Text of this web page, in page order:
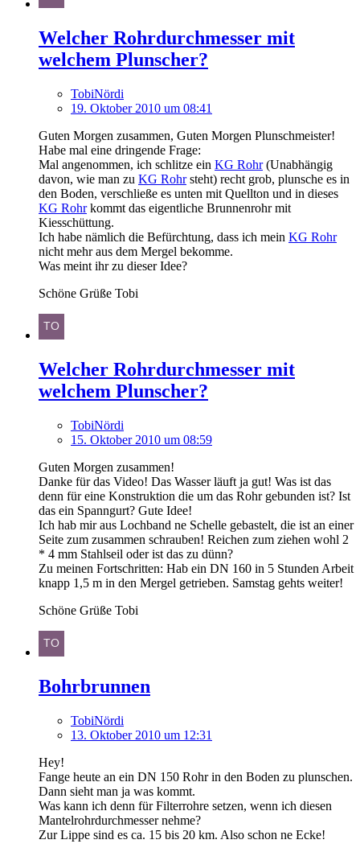
Welcher Rohrdurchmesser mit
welchem Plunscher?
TobiNördi
19. Oktober 2010 um 08:41
Guten Morgen zusammen, Guten Morgen Plunschmeister!
Habe mal eine dringende Frage:
Mal angenommen, ich schlitze ein KG Rohr(Unabhängig
davon, wie man zu KG Rohrsteht) recht grob, plunsche es in
den Boden, verschließe es unten mit Quellton und in dieses
KG Rohrkommt das eigentliche Brunnenrohr mit
Kiesschüttung.
Ich habe nämlich die Befürchtung, dass ich mein KG Rohr
nicht mehr aus dem Mergel bekomme.
Was meint ihr zu dieser Idee?
Schöne Grüße Tobi
Welcher Rohrdurchmesser mit
welchem Plunscher?
TobiNördi
15. Oktober 2010 um 08:59
Guten Morgen zusammen!
Danke für das Video! Das Wasser läuft ja gut! Was ist das
denn für eine Konstruktion die um das Rohr gebunden ist? Ist
das ein Spanngurt? Gute Idee!
Ich hab mir aus Lochband ne Schelle gebastelt, die ist an einer
Seite zum zusammen schrauben! Reichen zum ziehen wohl 2
* 4 mm Stahlseil oder ist das zu dünn?
Zu meinen Fortschritten: Hab ein DN 160 in 5 Stunden Arbeit
knapp 1,5 m in den Mergel getrieben. Samstag gehts weiter!
Schöne Grüße Tobi
Bohrbrunnen
TobiNördi
13. Oktober 2010 um 12:31
Hey!
Fange heute an ein DN 150 Rohr in den Boden zu plunschen.
Dann sieht man ja was kommt.
Was kann ich denn für Filterrohre setzen, wenn ich diesen
Mantelrohrdurchmesser nehme?
Zur Lippe sind es ca. 15 bis 20 km. Also schon ne Ecke!